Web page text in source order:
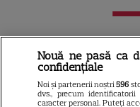
Nouă ne pasă ca
confidențiale
Noi și partenerii noștri596
dvs., precum
caracter personal. Puteți